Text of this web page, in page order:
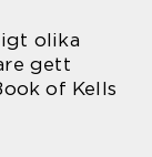
olika
gett
of Kells